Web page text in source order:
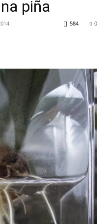
piña
0
584